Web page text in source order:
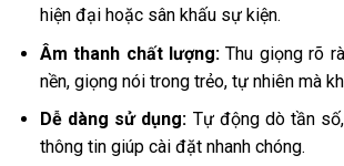
hiện đại hoặc sân khấu sự kiện.
Âm thanh chất lượng: Thu giọng rõ
nền, giọng nói trong trẻo, tự nhiên mà
Dễ dàng sử dụng: Tự động dò tần
thông tin giúp cài đặt nhanh chóng.